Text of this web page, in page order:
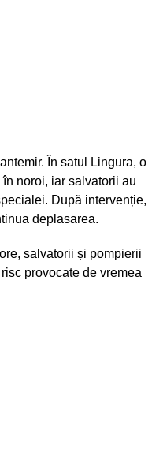
În satul Lingura, o
noroi, iar salvatorii au
După intervenție,
deplasarea.
salvatorii și pompierii
provocate de vremea